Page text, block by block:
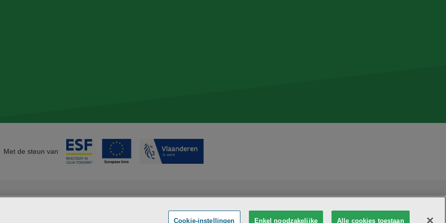
Met de steun van
Maatschappelijke zetel Edgard Tinellaan 1c, 2800 Mechelen
BE 0411 515 075, RPR Antwerpen (Mechelen)
Cookie-instellingen Enkel noodzakelijke Alle cookies toestaan